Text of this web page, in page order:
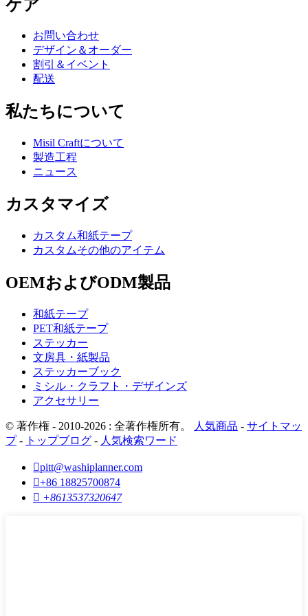
ケア
お問い合わせ
デザイン＆オーダー
割引＆イベント
配送
私たちについて
Misil Craftについて
製造工程
ニュース
カスタマイズ
カスタム和紙テープ
カスタムその他のアイテム
OEMおよびODM製品
和紙テープ
PET和紙テープ
ステッカー
文房具・紙製品
ステッカーブック
ミシル・クラフト・デザインズ
アクセサリー
© 著作権 - 2010-2026 : 全著作権所有。 人気商品 - サイトマッ
プ- トップブログ - 人気検索ワード
pitt@washiplanner.com
+86 18825700874
 +8613537320647